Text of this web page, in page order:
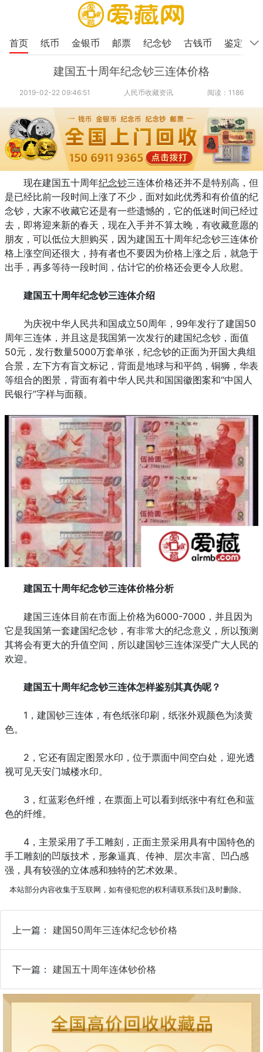
首页 纸币 金银币 邮票 纪念钞 古钱币 鉴定
建国五十周年纪念钞三连体价格
2019-02-22 09:46:51 人民币收藏资讯 阅读：1186
现在建国五十周年纪念钞三连体价格还并不是特别高，但
是已经比前一段时间上涨了不少，面对如此优秀和有价值的纪
念钞，大家不收藏它还是有一些遗憾的，它的低迷时间已经过
去，即将迎来新的春天，现在入手并不算太晚，有收藏意愿的
朋友，可以低位大胆购买，因为建国五十周年纪念钞三连体价
格上涨空间还很大，持有者也不要因为价格上涨之后，就急于
出手，再多等待一段时间，估计它的价格还会更令人欣慰。
建国五十周年纪念钞三连体介绍
为庆祝中华人民共和国成立50周年，99年发行了建国50
周年三连体，并且这是我国第一次发行的建国纪念钞，面值
50元，发行数量5000万套单张，纪念钞的正面为开国大典组
合景，左下方有盲文标记，背面是地球与和平鸽，铜狮，华表
等组合的图景，背面有着中华人民共和国国徽图案和“中国人
民银行”字样与面额。
建国五十周年纪念钞三连体价格分析
建国三连体目前在市面上价格为6000-7000，并且因为
它是我国第一套建国纪念钞，有非常大的纪念意义，所以预测
其将会有更大的升值空间，所以建国钞三连体深受广大人民的
欢迎。
建国五十周年纪念钞三连体怎样鉴别其真伪呢？
1，建国钞三连体，有色纸张印刷，纸张外观颜色为淡黄
色。
2，它还有固定图景水印，位于票面中间空白处，迎光透
视可见天安门城楼水印。
3，红蓝彩色纤维，在票面上可以看到纸张中有红色和蓝
色的纤维。
4，主景采用了手工雕刻，正面主景采用具有中国特色的
手工雕刻的凹版技术，形象逼真、传神、层次丰富、凹凸感
强，具有较强的立体感和独特的艺术效果。
本站部分内容收集于互联网，如有侵犯您的权利请联系我们及时删除。
上一篇： 建国50周年三连体纪念钞价格
下一篇： 建国五十周年连体钞价格